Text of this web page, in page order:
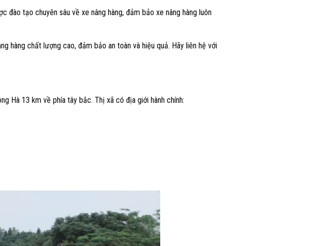
tạo chuyên sâu về xe nâng hàng, đảm bảo xe nâng hàng luôn
hàng chất lượng cao, đảm bảo an toàn và hiệu quả. Hãy liên hệ với
Hà 13 km về phía tây bắc. Thị xã có địa giới hành chính: